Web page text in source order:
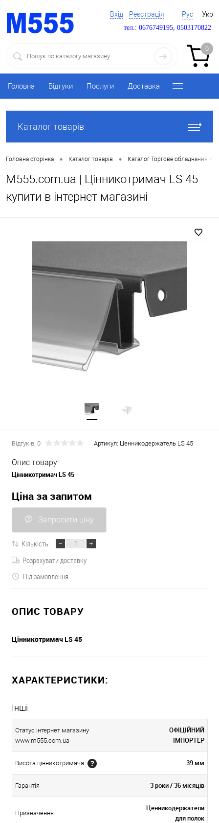
Вхід Реєстрація Рус Укр
тел.: 0676749195, 0503170822
0
Головна Відгуки Послуги Доставка
Каталог товарів
Головна сторінка • Каталог товарів • Каталог Торгове обладнання
M555.com.ua | Цінникотримач LS 45
купити в інтернет магазині
Відгуків: 0 Артикул: Ценникодержатель LS 45
Опис товару:
Цінникотримач LS 45
Ціна за запитом
Запросити ціну
Кількість:
Розрахувати доставку
Під замовлення
ОПИС ТОВАРУ
Цінникотримач LS 45
ХАРАКТЕРИСТИКИ:
Інші
Статус інтернет магазину
www.m555.com.ua
ОФІЦІЙНИЙ
ІМПОРТЕР
Висота цінникотримача 39 мм
Гарантія 3 роки / 36 місяців
Призначення
Ценникодержатели
для полок